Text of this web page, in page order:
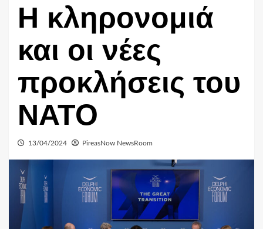
H κληρονομιά
και οι νέες
προκλήσεις του
ΝΑΤΟ
13/04/2024 PireasNow NewsRoom